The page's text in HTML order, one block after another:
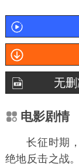
无
电影剧情
长征时期
绝地反击之战。